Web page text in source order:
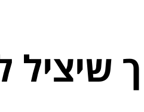
שיציל